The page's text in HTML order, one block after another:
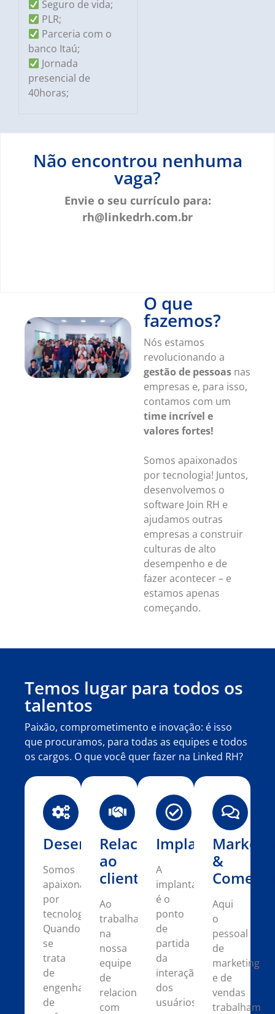
Seguro de vida;
PLR;
Parceria com o
banco Itaú;
Jornada
presencial de
40horas;
Não encontrou nenhuma
vaga?
Envie o seu currículo para:
rh@linkedrh.com.br
O que
fazemos?
Nós estamos
revolucionando a
gestão de pessoas nas
empresas e, para isso,
contamos com um
time incrível e
valores fortes!
Somos apaixonados
por tecnologia! Juntos,
desenvolvemos o
software Join RH e
ajudamos outras
empresas a construir
culturas de alto
desempenho e de
fazer acontecer – e
estamos apenas
começando.
Temos lugar para todos os
talentos
Paixão, comprometimento e inovação: é isso
que procuramos, para todas as equipes e todos
os cargos. O que você quer fazer na Linked RH?
Desenvolvimento
Somos
apaixonados
por
tecnologia.
Quando
se
trata
de
engenharia
de
Relacionamento
ao
cliente
Ao
trabalhar
na
nossa
equipe
de
relacionamento
com
Implantação
A
implantação
é o
ponto
de
partida
da
interação
dos
usuários
&
Aqui
o
pessoal
de
marketing
e de
vendas
trabalham